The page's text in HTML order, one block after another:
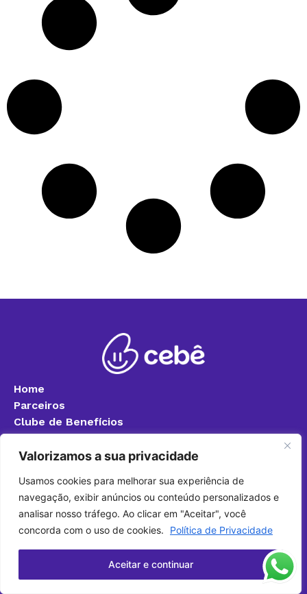
Valorizamos a sua privacidade
Usamos cookies para melhorar sua experiência de
navegação, exibir anúncios ou conteúdo personalizados e
analisar nosso tráfego. Ao clicar em "Aceitar", você
concorda com o uso de cookies.
Política de Privacidade
Aceitar e continuar
Home
Parceiros
Clube de Benefícios
Quero ser parceiro
Fale Conosco
+55 (24) 99317-7888
(24) 3340-8400 (Ramal 8283)